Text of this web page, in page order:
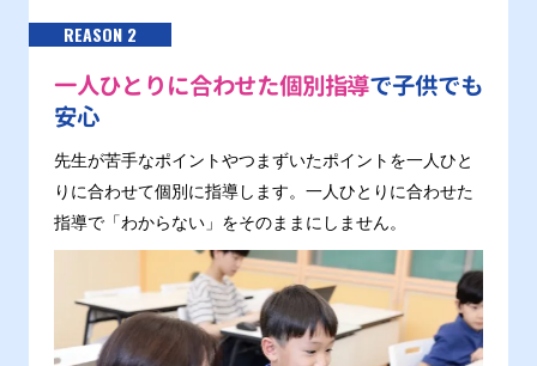
REASON 2
一人ひとりに合わせた個別指導で子供でも
安心
先生が苦手なポイントやつまずいたポイントを一人ひと
りに合わせて個別に指導します。一人ひとりに合わせた
指導で「わからない」をそのままにしません。